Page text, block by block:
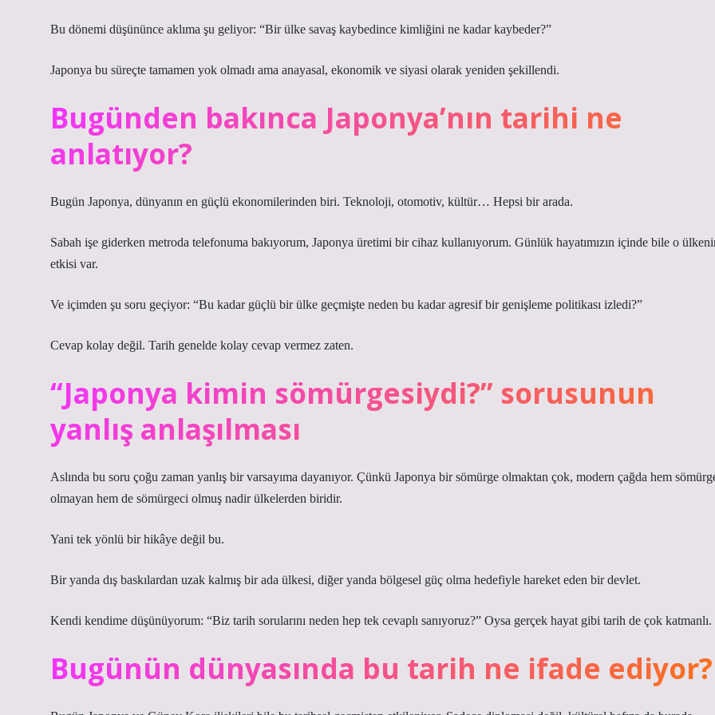
Bu dönemi düşününce aklıma şu geliyor: “Bir ülke savaş kaybedince kimliğini ne kadar kaybeder?”
Japonya bu süreçte tamamen yok olmadı ama anayasal, ekonomik ve siyasi olarak yeniden şekillendi.
Bugünden bakınca Japonya’nın tarihi ne
anlatıyor?
Bugün Japonya, dünyanın en güçlü ekonomilerinden biri. Teknoloji, otomotiv, kültür… Hepsi bir arada.
Sabah işe giderken metroda telefonuma bakıyorum, Japonya üretimi bir cihaz kullanıyorum. Günlük hayatımızın içinde bile o
etkisi var.
Ve içimden şu soru geçiyor: “Bu kadar güçlü bir ülke geçmişte neden bu kadar agresif bir genişleme politikası izledi?”
Cevap kolay değil. Tarih genelde kolay cevap vermez zaten.
“Japonya kimin sömürgesiydi?” sorusunun
yanlış anlaşılması
Aslında bu soru çoğu zaman yanlış bir varsayıma dayanıyor. Çünkü Japonya bir sömürge olmaktan çok, modern çağda hem
olmayan hem de sömürgeci olmuş nadir ülkelerden biridir.
Yani tek yönlü bir hikâye değil bu.
Bir yanda dış baskılardan uzak kalmış bir ada ülkesi, diğer yanda bölgesel güç olma hedefiyle hareket eden bir devlet.
Kendi kendime düşünüyorum: “Biz tarih sorularını neden hep tek cevaplı sanıyoruz?” Oysa gerçek hayat gibi tarih de çok katmanlı.
Bugünün dünyasında bu tarih ne ifade ediyor?